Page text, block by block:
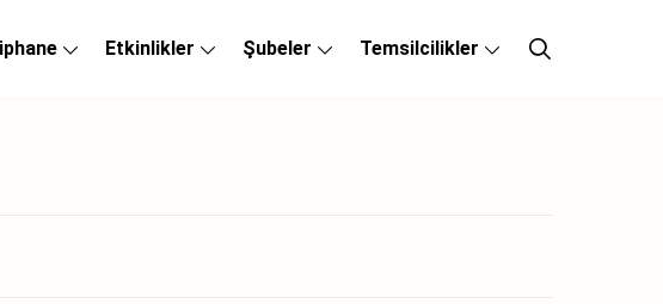
Etkinlikler Şubeler Temsilcilikler